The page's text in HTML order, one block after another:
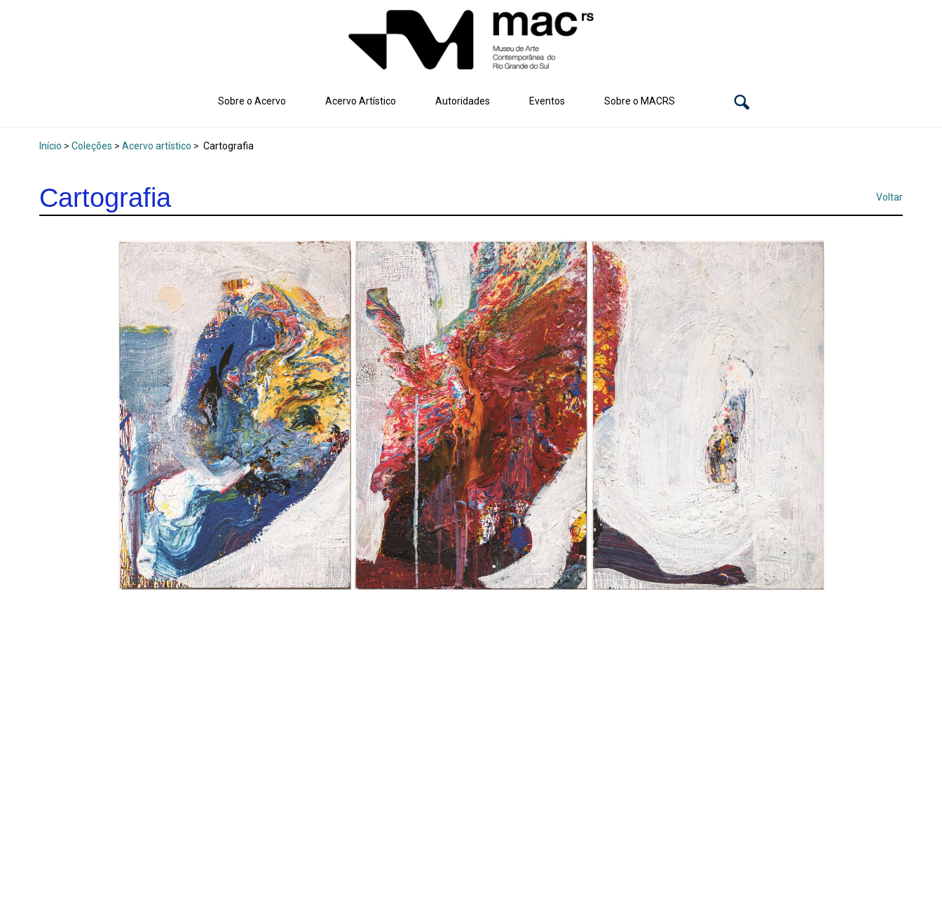
Sobre o Acervo Acervo Artístico Autoridades Eventos Sobre o MACRS
Início > Coleções > Acervo artístico > Cartografia
Cartografia Voltar